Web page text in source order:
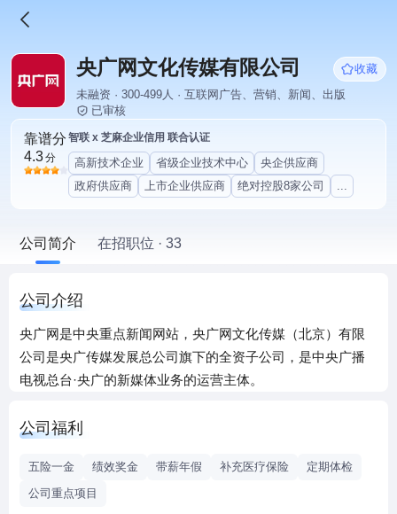
央广网文化传媒有限公司
收藏
未融资 · 300-499人 · 互联网广告、营销、新闻、出版
已审核
靠谱分
4.3分
智联 x 芝麻企业信用 联合认证
高新技术企业 省级企业技术中心
央企供应商
政府供应商
上市企业供应商 绝对控股8家公司 ...
公司简介 在招职位 · 33
公司介绍
央广网是中央重点新闻网站，央广网文化传媒（北京）有限
公司是央广传媒发展总公司旗下的全资子公司，是中央广播
电视总台·央广的新媒体业务的运营主体。
公司福利
五险一金 绩效奖金 带薪年假 补充医疗保险
定期体检
公司重点项目